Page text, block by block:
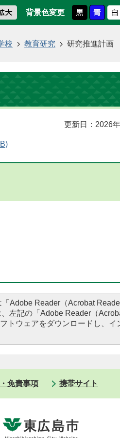
背景色変更
校 教育研究 研究推進計画
更新日：2026
Adobe Reader（Acrobat
左記の「Adobe Reader（
トウェアをダウンロードし、イ
免責事項 携帯サイト